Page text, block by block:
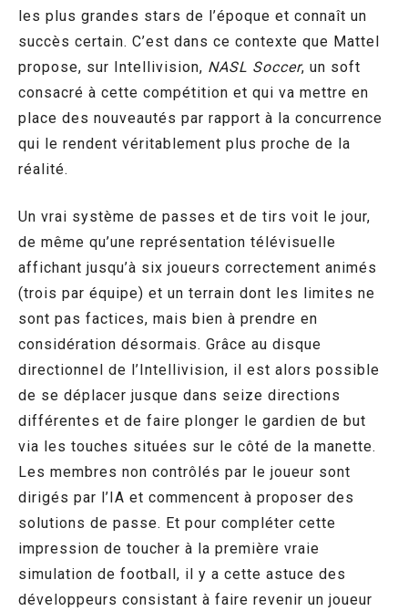
les plus grandes stars de l’époque et connaît un
succès certain. C’est dans ce contexte que Mattel
propose, sur Intellivision, NASL Soccer, un soft
consacré à cette compétition et qui va mettre en
place des nouveautés par rapport à la concurrence
qui le rendent véritablement plus proche de la
réalité.
Un vrai système de passes et de tirs voit le jour,
de même qu’une représentation télévisuelle
affichant jusqu’à six joueurs correctement animés
(trois par équipe) et un terrain dont les limites ne
sont pas factices, mais bien à prendre en
considération désormais. Grâce au disque
directionnel de l’Intellivision, il est alors possible
de se déplacer jusque dans seize directions
différentes et de faire plonger le gardien de but
via les touches situées sur le côté de la manette.
Les membres non contrôlés par le joueur sont
dirigés par l’IA et commencent à proposer des
solutions de passe. Et pour compléter cette
impression de toucher à la première vraie
simulation de football, il y a cette astuce des
développeurs consistant à faire revenir un joueur